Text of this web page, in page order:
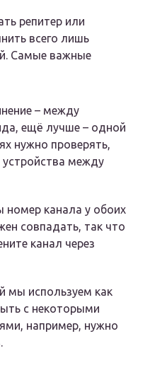
репитер или
всего лишь
Самые важные
– между
ещё лучше – одной
нужно проверять,
между
номер канала у обоих
совпадать, так что
канал через
мы используем как
с некоторыми
например, нужно